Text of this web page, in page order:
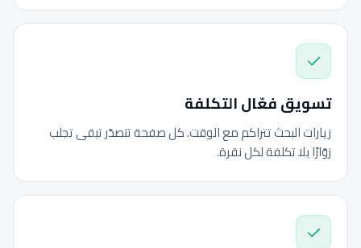
تسويق فعّال التكلفة
زيارات البحث تتراكم مع الوقت. كل صفحة تتصدّر تبقى تجلب
زوّارًا بلا تكلفة لكل نقرة.